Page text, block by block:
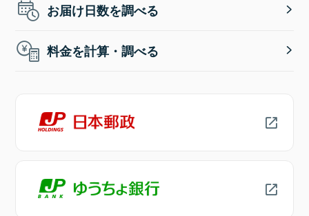
お届け日数を調べる
料金を計算・調べる